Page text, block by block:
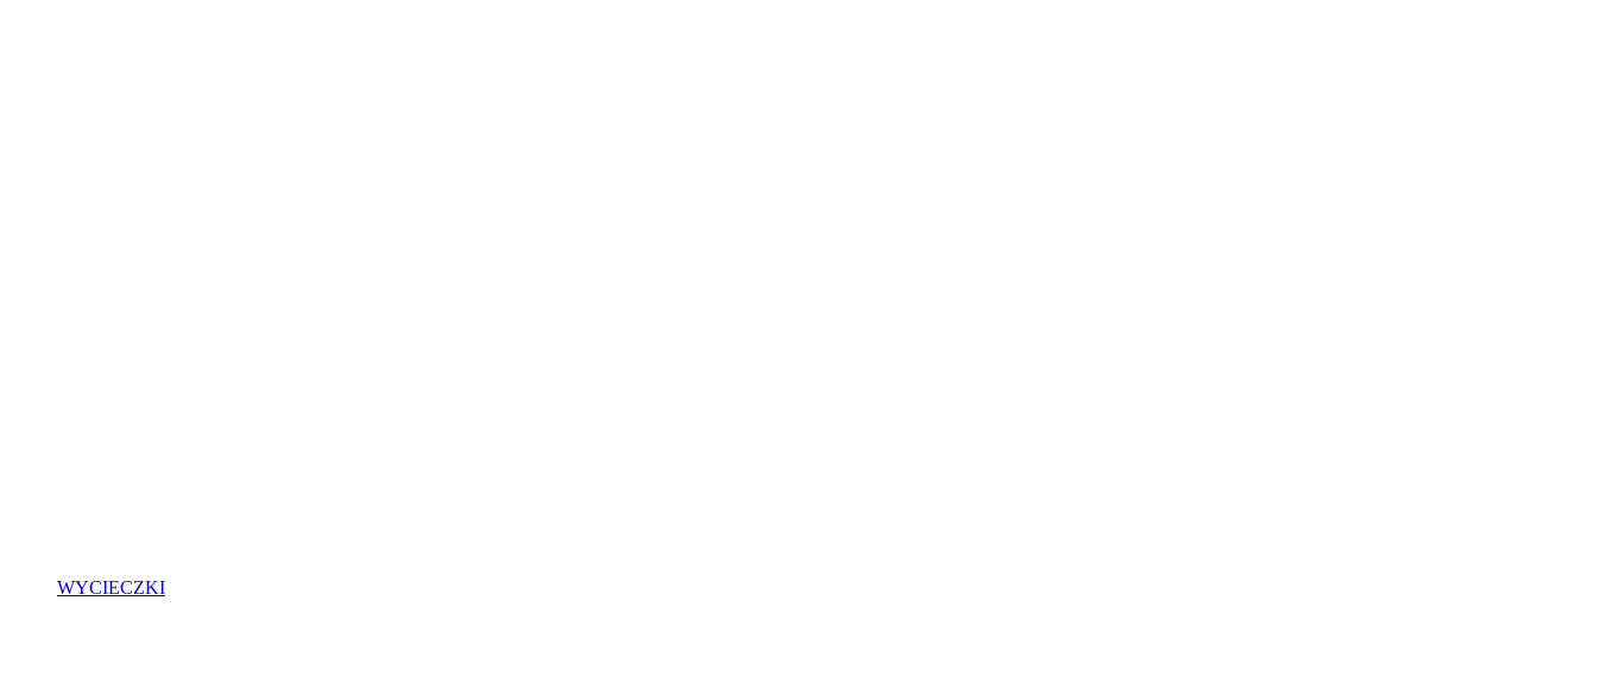
WYCIECZKI